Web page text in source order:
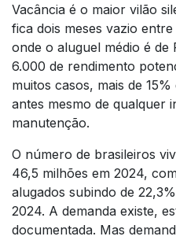
Vacância é o maior vilão
fica dois meses vazio
onde o aluguel médio é
6.000 de rendimento
muitos casos, mais de
antes mesmo de qualquer
manutenção.
O número de brasileiros
46,5 milhões em 2024,
alugados subindo de
2024. A demanda existe,
documentada. Mas